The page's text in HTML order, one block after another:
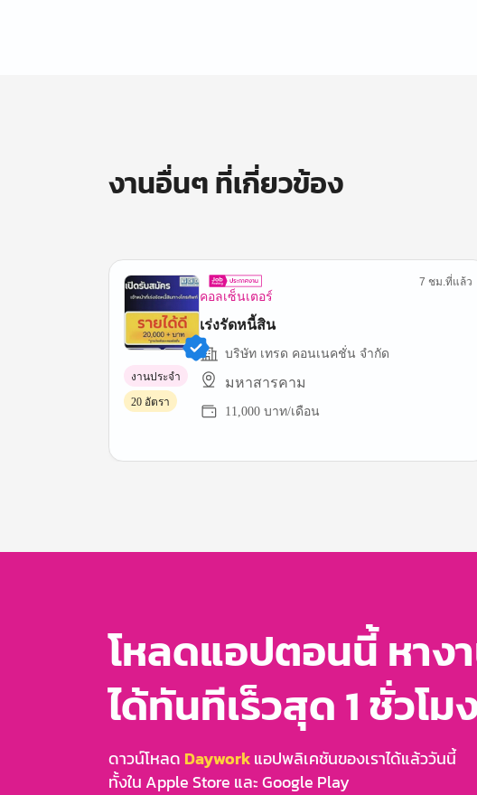
งานอื่นๆ ที่เกี่ยวข้อง
คอลเซ็นเตอร์
7 ชม.ที่แล้ว
เร่งรัดหนี้สิน
บริษัท เทรด คอนเนคชั่น จำกัด
มหาสารคาม
11,000 บาท/เดือน
งานประจำ
20 อัตรา
โหลดแอปตอนนี้ หาง
ได้ทันทีเร็วสุด 1 ชั่วโม
ดาวน์โหลด Dayworkแอปพลิเคชันของเราได้แล้ววันนี้
ทั้งใน Apple Store และ Google Play